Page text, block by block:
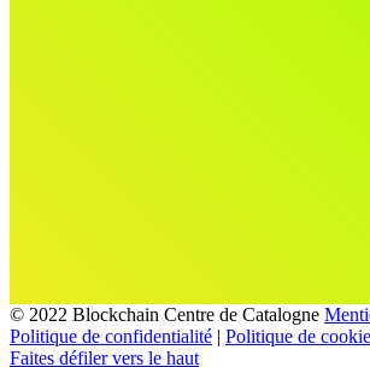
© 2022 Blockchain Centre de Catalogne
Politique de confidentialité | Politique de
Faites défiler vers le haut